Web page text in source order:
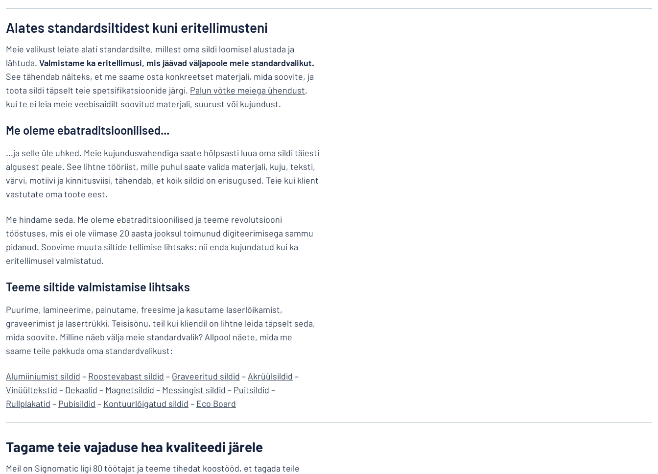
Eraklient /
Alates standardsiltidest kuni eritellimusteni
Meie valikust leiate alati standardsilte, millest oma sildi loomisel alustada ja
lähtuda. Valmistame ka eritellimusi, mis jäävad väljapoole meie standardvalikut.
See tähendab näiteks, et me saame osta konkreetset materjali, mida soovite, ja
toota sildi täpselt teie spetsifikatsioonide järgi. Palun võtke meiega ühendust,
kui te ei leia meie veebisaidilt soovitud materjali, suurust või kujundust.
Me oleme ebatraditsioonilised...
...ja selle üle uhked. Meie kujundusvahendiga saate hõlpsasti luua oma sildi täiesti
algusest peale. See lihtne tööriist, mille puhul saate valida materjali, kuju, teksti,
värvi, motiivi ja kinnitusviisi, tähendab, et kõik sildid on erisugused. Teie kui klient
vastutate oma toote eest.
Me hindame seda. Me oleme ebatraditsioonilised ja teeme revolutsiooni
tööstuses, mis ei ole viimase 20 aasta jooksul toimunud digiteerimisega sammu
pidanud. Soovime muuta siltide tellimise lihtsaks: nii enda kujundatud kui ka
eritellimusel valmistatud.
Teeme siltide valmistamise lihtsaks
Puurime, lamineerime, painutame, freesime ja kasutame laserlõikamist,
graveerimist ja lasertrükki. Teisisõnu, teil kui kliendil on lihtne leida täpselt seda,
mida soovite. Milline näeb välja meie standardvalik? Allpool näete, mida me
saame teile pakkuda oma standardvalikust:
Alumiiniumist sildid – Roostevabast sildid – Graveeritud sildid – Akrüülsildid –
Vinüültekstid – Dekaalid – Magnetsildid – Messingist sildid – Puitsildid –
Rullplakatid – Pubisildid – Kontuurlõigatud sildid – Eco Board
Tagame teie vajaduse hea kvaliteedi järele
Meil on Signomatic ligi 80 töötajat ja teeme tihedat koostööd, et tagada teile